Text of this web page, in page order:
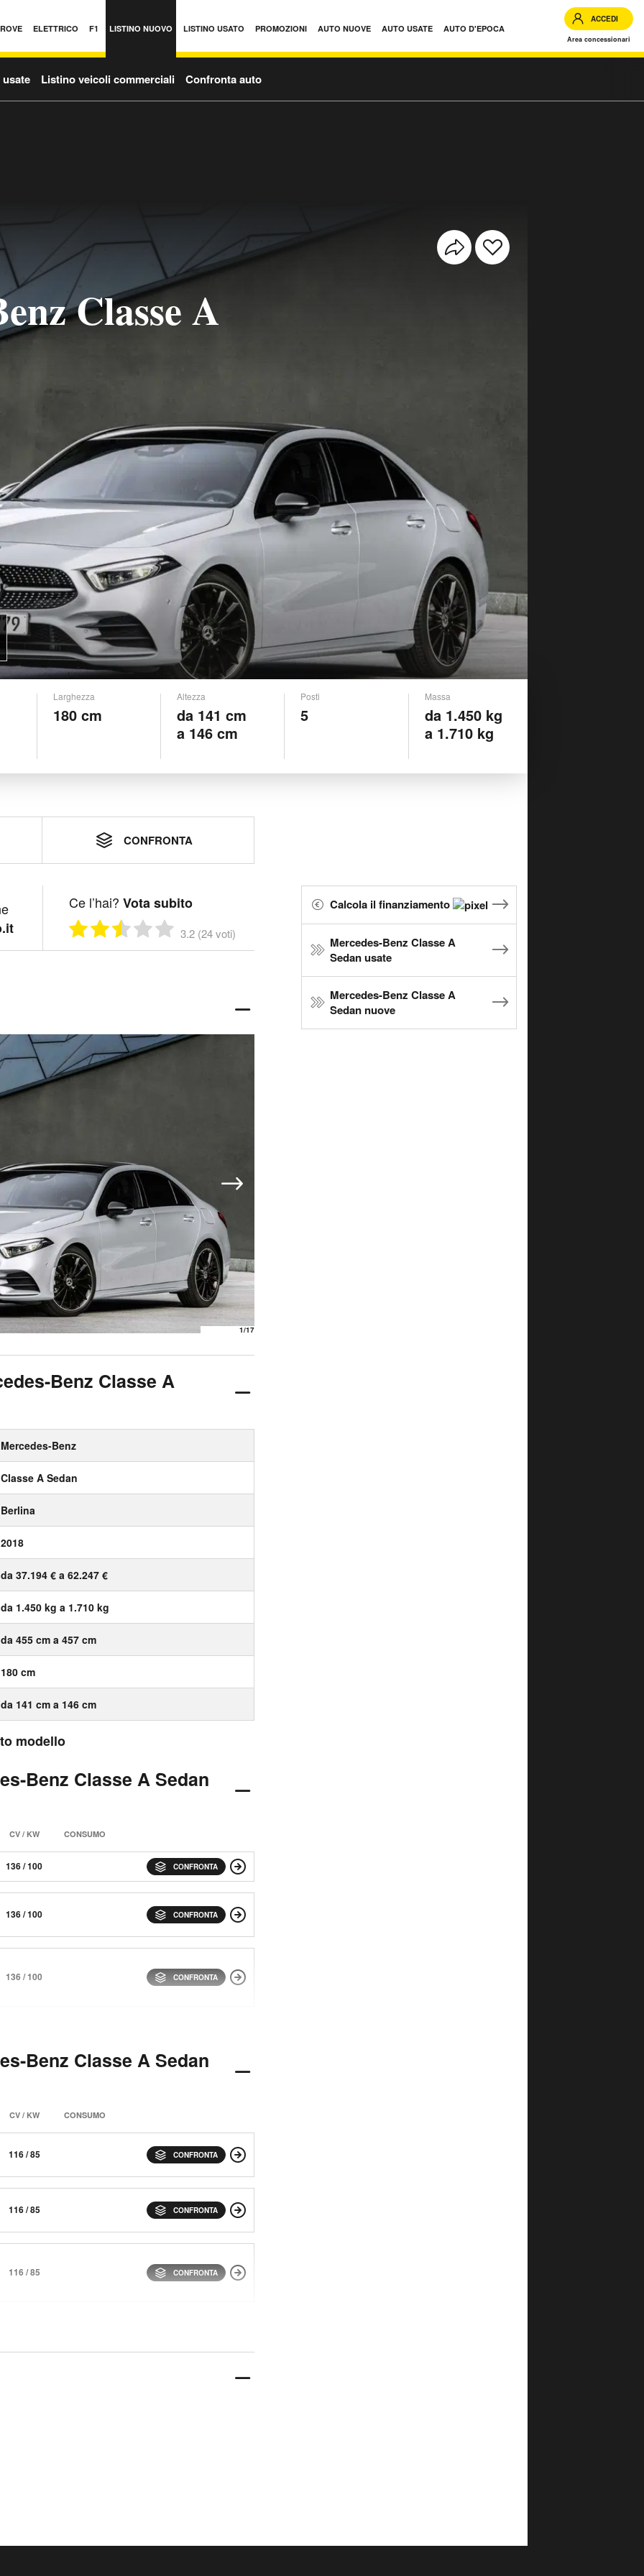
ELETTRICO F1 LISTINO NUOVO LISTINO USATO PROMOZIONI AUTO NUOVE AUTO USATE AUTO D'EPOCA
ACCEDI
Area concessionari
Listino veicoli commerciali Confronta auto
Classe A
Larghezza
180 cm
Altezza
da 141 cm
a 146 cm
Posti
5
Massa
da 1.450 kg
a 1.710 kg
CONFRONTA
Ce l’hai? Vota subito
3.2 (24 voti)
1/17
Benz Classe A
Mercedes-Benz
Classe A Sedan
Berlina
2018
da 37.194 € a 62.247 €
da 1.450 kg a 1.710 kg
da 455 cm a 457 cm
180 cm
da 141 cm a 146 cm
Calcola il finanziamento
Mercedes-Benz Classe A
Sedan usate
Mercedes-Benz Classe A
Sedan nuove
modello
Benz Classe A Sedan
CV / KW CONSUMO
136 / 100 CONFRONTA
136 / 100 CONFRONTA
136 / 100 CONFRONTA
Benz Classe A Sedan
CV / KW CONSUMO
116 / 85 CONFRONTA
116 / 85 CONFRONTA
116 / 85 CONFRONTA